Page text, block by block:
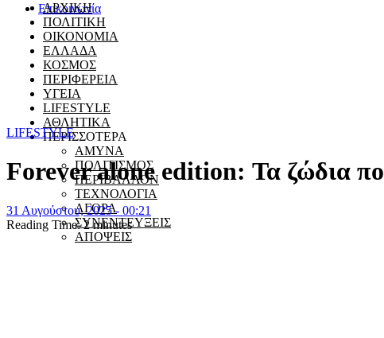
Επικοινωνία
ΑΡΧΙΚΗ
ΠΟΛΙΤΙΚΗ
ΟΙΚΟΝΟΜΙΑ
ΕΛΛΑΔΑ
ΚΟΣΜΟΣ
ΠΕΡΙΦΕΡΕΙΑ
ΥΓΕΙΑ
LIFESTYLE
ΑΘΛΗΤΙΚΑ
ΠΕΡΙΣΣΟΤΕΡΑ
ΑΜΥΝΑ
ΠΟΛΙΤΙΣΜΟΣ
ΠΕΡΙΒΑΛΛΟΝ
ΤΕΧΝΟΛΟΓΙΑ
ΑΓΟΡΑ
ΣΥΝΕΝΤΕΥΞΕΙΣ
ΑΠΟΨΕΙΣ
LIFESTYLE
Forever alone edition: Τα ζώδια
31 Αυγούστου, 2025 - 00:21
Reading Time:2 minutes